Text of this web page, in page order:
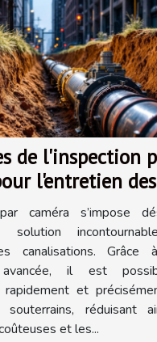
de l'inspection
l'entretien des
caméra s’impose
solution
canalisations. Grâce
avancée, il est
rapidement et
souterrains, réduisant
et les...